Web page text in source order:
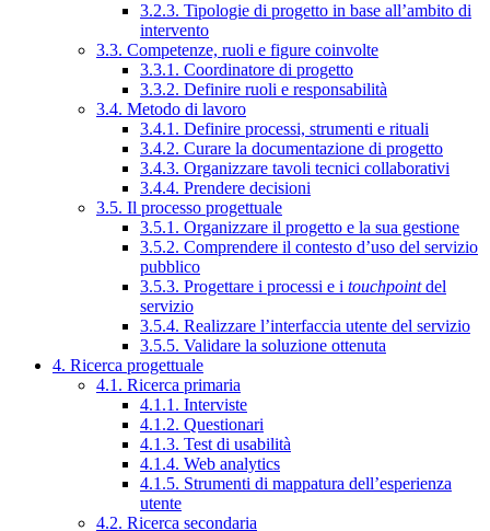
3.2.3. Tipologie di progetto in base all’ambito di
intervento
3.3. Competenze, ruoli e figure coinvolte
3.3.1. Coordinatore di progetto
3.3.2. Definire ruoli e responsabilità
3.4. Metodo di lavoro
3.4.1. Definire processi, strumenti e rituali
3.4.2. Curare la documentazione di progetto
3.4.3. Organizzare tavoli tecnici collaborativi
3.4.4. Prendere decisioni
3.5. Il processo progettuale
3.5.1. Organizzare il progetto e la sua gestione
3.5.2. Comprendere il contesto d’uso del servizio
pubblico
3.5.3. Progettare i processi e i touchpointdel
servizio
3.5.4. Realizzare l’interfaccia utente del servizio
3.5.5. Validare la soluzione ottenuta
4. Ricerca progettuale
4.1. Ricerca primaria
4.1.1. Interviste
4.1.2. Questionari
4.1.3. Test di usabilità
4.1.4. Web analytics
4.1.5. Strumenti di mappatura dell’esperienza
utente
4.2. Ricerca secondaria